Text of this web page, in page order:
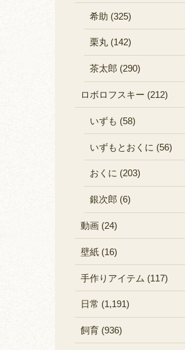
希助 (325)
栗丸 (142)
茶太郎 (290)
ロボロフスキー (212)
いずも (58)
いずもとおくに (56)
おくに (203)
銀次郎 (6)
動画 (24)
壁紙 (16)
手作りアイテム (117)
日常 (1,191)
飼育 (936)